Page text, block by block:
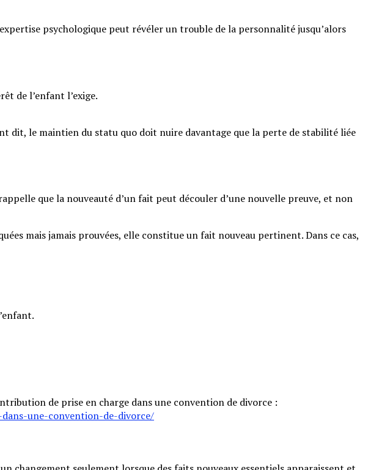
psychologique peut révéler un trouble de la personnalité jusqu’alors
de l’enfant l’exige.
dit, le maintien du statu quo doit nuire davantage que la perte de stabilité liée
que la nouveauté d’un fait peut découler d’une nouvelle preuve, et non
mais jamais prouvées, elle constitue un fait nouveau pertinent. Dans ce cas,
de prise en charge dans une convention de divorce :
une-convention-de-divorce/